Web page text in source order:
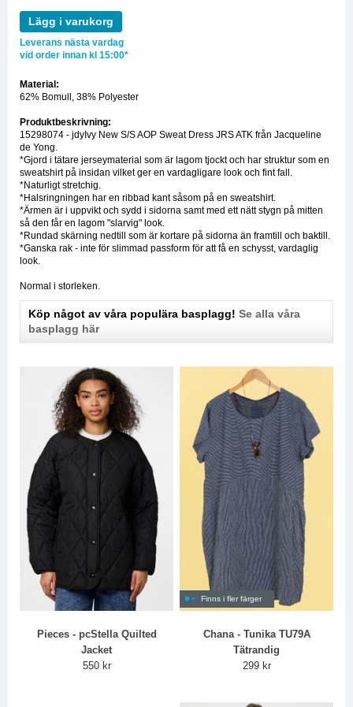
Lägg i varukorg
Leverans nästa vardag
vid order innan kl 15:00*
Material:
62% Bomull, 38% Polyester
Produktbeskrivning:
15298074 - jdyIvy New S/S AOP Sweat Dress JRS ATK från Jacqueline
de Yong.
*Gjord i tätare jerseymaterial som är lagom tjockt och har struktur som en
sweatshirt på insidan vilket ger en vardagligare look och fint fall.
*Naturligt stretchig.
*Halsringningen har en ribbad kant såsom på en sweatshirt.
*Ärmen är i uppvikt och sydd i sidorna samt med ett nätt stygn på mitten
så den får en lagom "slarvig" look.
*Rundad skärning nedtill som är kortare på sidorna än framtill och baktill.
*Ganska rak - inte för slimmad passform för att få en schysst, vardaglig
look.
Normal i storleken.
Köp något av våra populära basplagg! Se alla våra
basplagg här
Pieces - pcStella Quilted
Jacket
550 kr
Finns i fler färger
Chana - Tunika TU79A
Tätrandig
299 kr